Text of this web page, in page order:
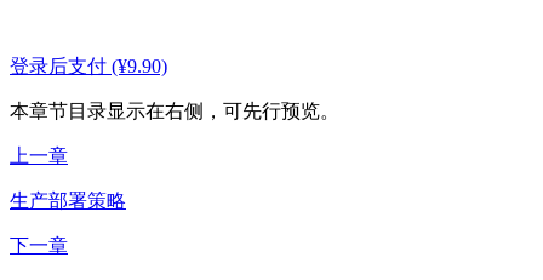
登录后支付 (¥9.90)
本章节目录显示在右侧，可先行预览。
上一章
生产部署策略
下一章